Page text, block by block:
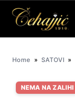
Home » SATOVI »
NEMA NA ZALIHI